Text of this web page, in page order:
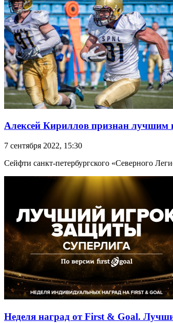
Алексей Кириллов признан лучшим
7 сентября 2022, 15:30
Сейфти санкт-петербургского «Северного
Неделя наград от First & Goal.